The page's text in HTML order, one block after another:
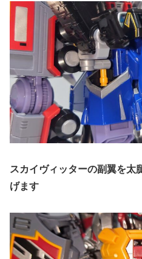
スカイヴィッターの副翼を太
げます